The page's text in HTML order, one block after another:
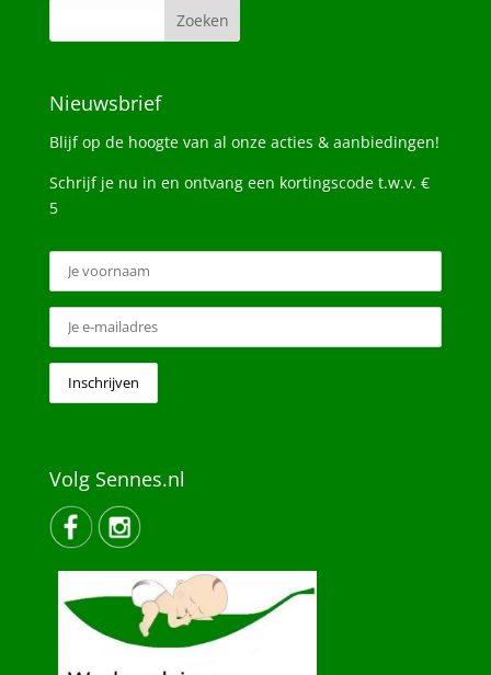
Nieuwsbrief
Blijf op de hoogte van al onze acties & aanbiedingen!
Schrijf je nu in en ontvang een kortingscode t.w.v. €
5
Volg Sennes.nl